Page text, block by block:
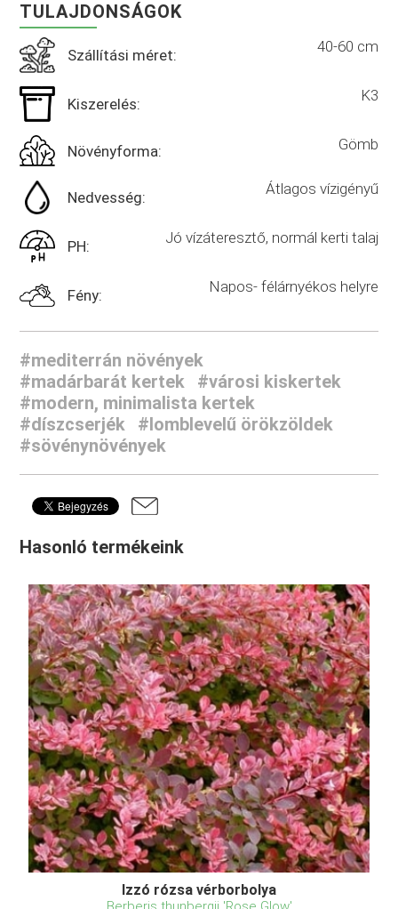
TULAJDONSÁGOK
Szállítási méret: 40-60 cm
Kiszerelés: K3
Növényforma: Gömb
Nedvesség: Átlagos vízigényű
PH: Jó vízáteresztő, normál kerti talaj
Fény: Napos- félárnyékos helyre
#mediterrán növények
#madárbarát kertek
#városi kiskertek
#modern, minimalista kertek
#díszcserjék
#lomblevelű örökzöldek
#sövénynövények
Hasonló termékeink
Izzó rózsa vérborbolya